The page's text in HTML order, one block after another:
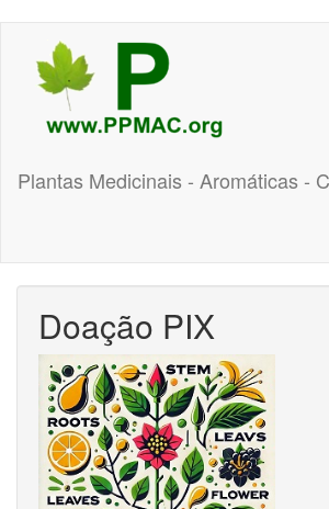
conteúdo
principal
Plantas Medicinais - Aromáticas -
Doação PIX